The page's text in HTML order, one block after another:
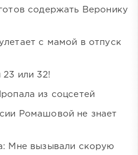
содержать Веронику
с мамой в отпуск
или 32!
из соцсетей
Ромашовой не знает
Мне вызывали скорую